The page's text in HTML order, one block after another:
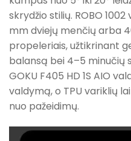
skrydžio stilių. ROBO
mm dviejų menčių arba
propeleriais, užtikrinant
balansą bei 4–5 minučių
GOKU F405 HD 1S AIO
valdymą, o TPU variklių
nuo pažeidimų.